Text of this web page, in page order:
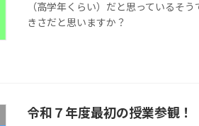
（高学年くらい）だと思っているそ
きさだと思いますか？
令和７年度最初の授業参観！